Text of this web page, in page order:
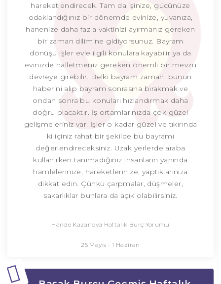
hareketlendirecek. Tam da işinize, gücünüze
odaklandığınız bir dönemde evinize, yuvanıza,
hanenize daha fazla vaktinizi ayırmanız gereken
bir zaman dilimine gidiyorsunuz. Bayram
dönüşü işler evle ilgili konulara kayabilir ya da
evinizde halletmeniz gereken önemli bir mevzu
devreye girebilir. Belki bayram zamanı bunun
haberini alıp bayram sonrasına bırakmak ve
ondan sonra bu konuları hızlandırmak daha
doğru olacaktır. İş ortamlarınızda çok güzel
gelişmeleriniz var. İşler o kadar güzel ve tıkırında
ki içiniz rahat bir şekilde bu bayramı
değerlendireceksiniz. Uzak yerlerde araba
kullanırken tanımadığınız insanların yanında
hamlelerinize, hareketlerinize, yaptıklarınıza
dikkat edin. Çünkü çarpmalar, düşmeler,
sakarlıklar bunlara da açık olabilirsiniz.
Hande Kazanova Haftalık Burç Yorumu
25 Mayıs - 1 Haziran